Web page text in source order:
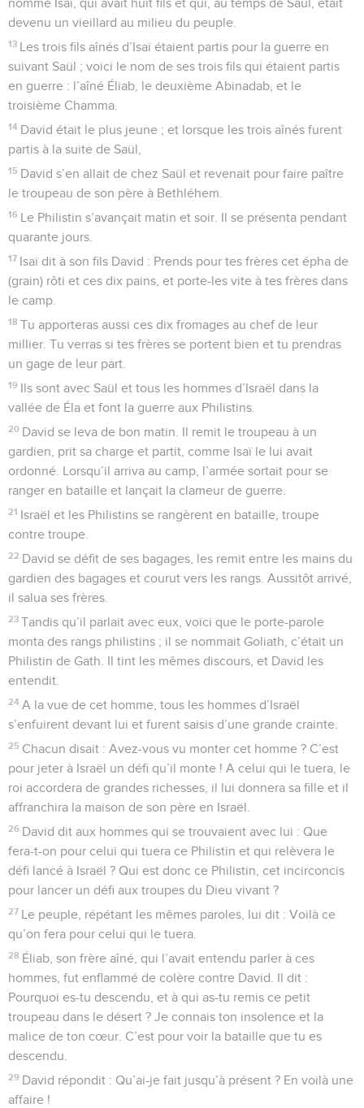
nommé Isaï, qui avait huit fils et qui, au temps de Saül, était
devenu un vieillard au milieu du peuple.
13 Les trois fils aînés d’Isaï étaient partis pour la guerre en
suivant Saül ; voici le nom de ses trois fils qui étaient partis
en guerre : l’aîné Éliab, le deuxième Abinadab, et le
troisième Chamma.
14 David était le plus jeune ; et lorsque les trois aînés furent
partis à la suite de Saül,
15 David s’en allait de chez Saül et revenait pour faire paître
le troupeau de son père à Bethléhem.
16 Le Philistin s’avançait matin et soir. Il se présenta pendant
quarante jours.
17 Isaï dit à son fils David : Prends pour tes frères cet épha de
(grain) rôti et ces dix pains, et porte-les vite à tes frères dans
le camp.
18 Tu apporteras aussi ces dix fromages au chef de leur
millier. Tu verras si tes frères se portent bien et tu prendras
un gage de leur part.
19 Ils sont avec Saül et tous les hommes d’Israël dans la
vallée de Éla et font la guerre aux Philistins.
20 David se leva de bon matin. Il remit le troupeau à un
gardien, prit sa charge et partit, comme Isaï le lui avait
ordonné. Lorsqu’il arriva au camp, l’armée sortait pour se
ranger en bataille et lançait la clameur de guerre.
21 Israël et les Philistins se rangèrent en bataille, troupe
contre troupe.
22 David se défit de ses bagages, les remit entre les mains du
gardien des bagages et courut vers les rangs. Aussitôt arrivé,
il salua ses frères.
23 Tandis qu’il parlait avec eux, voici que le porte-parole
monta des rangs philistins ; il se nommait Goliath, c’était un
Philistin de Gath. Il tint les mêmes discours, et David les
entendit.
24 A la vue de cet homme, tous les hommes d’Israël
s’enfuirent devant lui et furent saisis d’une grande crainte.
25 Chacun disait : Avez-vous vu monter cet homme ? C’est
pour jeter à Israël un défi qu’il monte ! A celui qui le tuera, le
roi accordera de grandes richesses, il lui donnera sa fille et il
affranchira la maison de son père en Israël.
26 David dit aux hommes qui se trouvaient avec lui : Que
fera-t-on pour celui qui tuera ce Philistin et qui relèvera le
défi lancé à Israël ? Qui est donc ce Philistin, cet incirconcis
pour lancer un défi aux troupes du Dieu vivant ?
27 Le peuple, répétant les mêmes paroles, lui dit : Voilà ce
qu’on fera pour celui qui le tuera.
28 Éliab, son frère aîné, qui l’avait entendu parler à ces
hommes, fut enflammé de colère contre David. Il dit :
Pourquoi es-tu descendu, et à qui as-tu remis ce petit
troupeau dans le désert ? Je connais ton insolence et la
malice de ton cœur. C’est pour voir la bataille que tu es
descendu.
29 David répondit : Qu’ai-je fait jusqu’à présent ? En voilà une
affaire !